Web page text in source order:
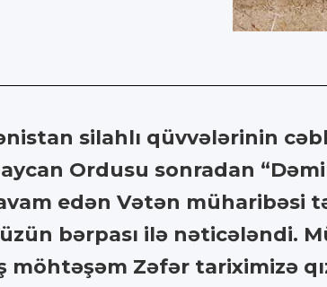
silahlı qüvvələrinin
Ordusu sonradan
edən Vətən müharibəsi
bərpası ilə nəticələndi.
Zəfər tariximizə